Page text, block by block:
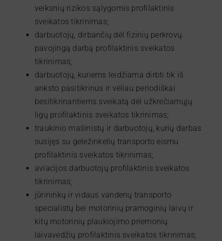
veiksnių rizikos sąlygomis profilaktinis
sveikatos tikrinimas;
darbuotojų, dirbančių dėl fizinių perkrovų
pavojingą darbą profilaktinis sveikatos
tikrinimas;
darbuotojų, kuriems leidžiama dirbti tik iš
anksto pasitikrinus ir vėliau periodiškai
besitikrinantiems sveikatą dėl užkrečiamųjų
ligų profilaktinis sveikatos tikrinimas;
traukinio mašinistų ir darbuotojų, kurių darbas
susijęs su geležinkelių transporto eismu
profilaktinis sveikatos tikrinimas;
aviacijos darbuotojų profilaktinis sveikatos
tikrinimas;
jūrininkų ir vidaus vandenų transporto
specialistų bei motorinių pramoginių laivų ir
kitų motorinių plaukiojimo priemonių
laivavedžių profilaktinis sveikatos tikrinimas;